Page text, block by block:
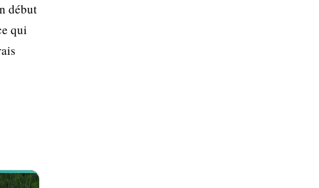
début
qui